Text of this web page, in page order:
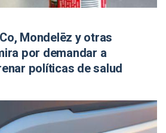
Mondelēz y otras
por demandar a
políticas de salud